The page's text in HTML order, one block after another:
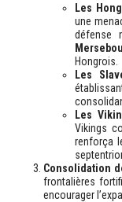
Les
une
défense
Hongrois.
Les
Les
Vikings
renforça
Consolidation
frontalières
encourager